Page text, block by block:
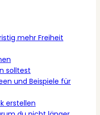
mehr Freiheit
solltest
und Beispiele für
erstellen